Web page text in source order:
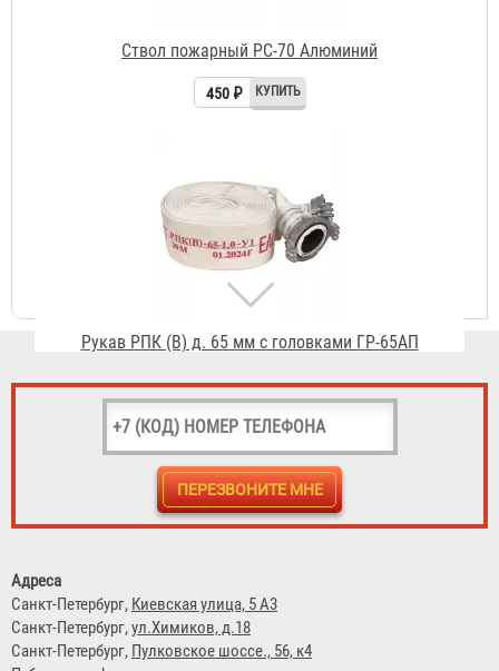
1 813 ₽
Головка цапковая ГЦ-70 (ГЦ-65)
260 ₽
Адреса
Санкт-Петербург, Киевская улица, 5 А3
Санкт-Петербург,ул.Химиков, д.18
Санкт-Петербург, Пулковское шоссе., 56, к4